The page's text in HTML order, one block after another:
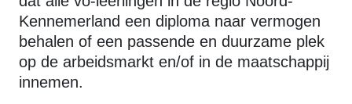
Kennemerland een diploma naar vermogen
behalen of een passende en duurzame plek
op de arbeidsmarkt en/of in de maatschappij
innemen.